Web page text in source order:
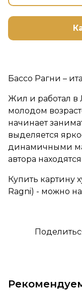
Бассо Рагни –
Жил и работал в
молодом
начинает
выделяется
динамичными
автора
Купить картину
Ragni) - можно